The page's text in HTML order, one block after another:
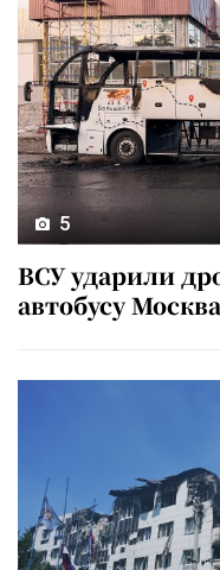
5
ВСУ ударили
автобусу